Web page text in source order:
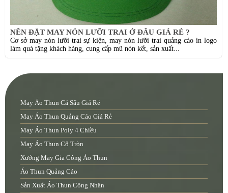
NÊN ĐẶT MAY NÓN LƯỠI TRAI Ở ĐÂU GIÁ RẺ ?
Cơ sở may nón lưỡi trai sự kiện, may nón lưỡi trai quảng cáo in logo
làm quà tặng khách hàng, cung cấp mũ nón kết, sản xuất...
May Áo Thun Cá Sấu Giá Rẻ
May Áo Thun Quảng Cáo Giá Rẻ
May Áo Thun Poly 4 Chiều
May Áo Thun Cổ Tròn
Xưởng May Gia Công Áo Thun
Áo Thun Quảng Cáo
Sản Xuất Áo Thun Công Nhân